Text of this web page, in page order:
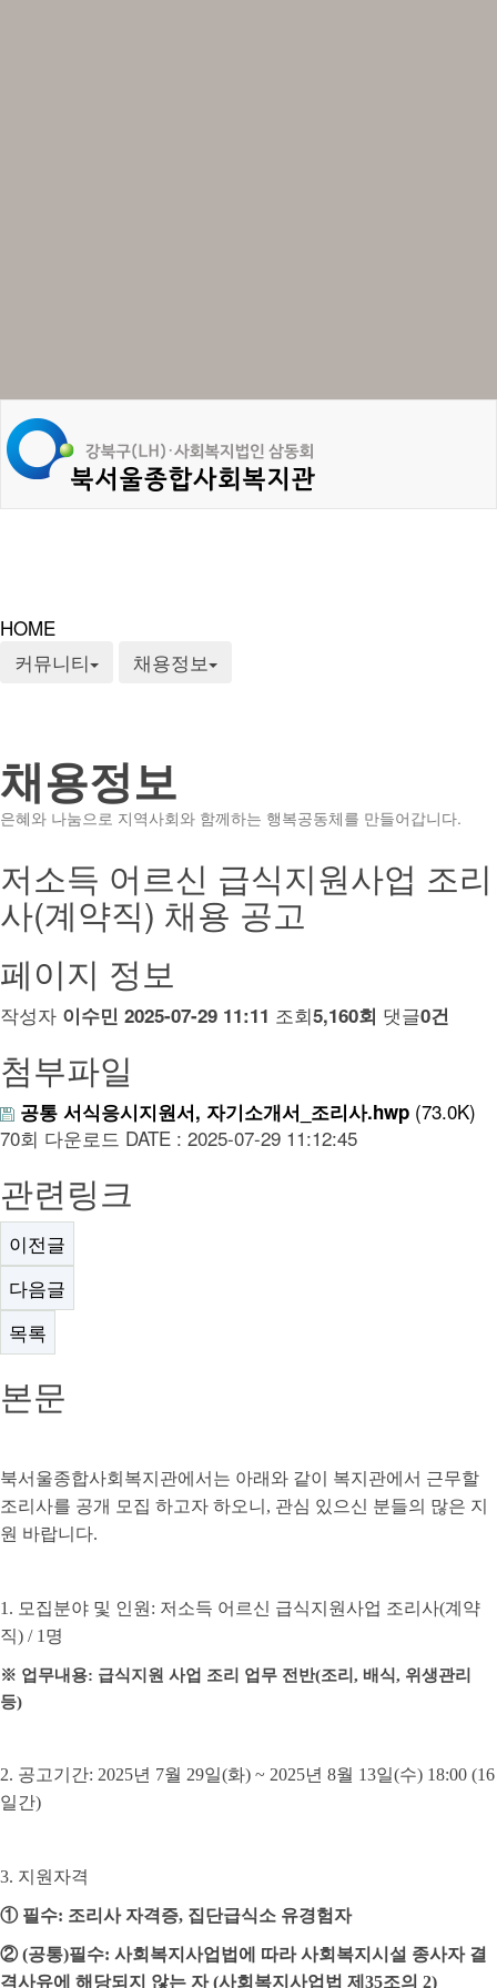
HOME
커뮤니티
채용정보
채용정보
은혜와 나눔으로 지역사회와 함께하는 행복공동체를 만들어갑니다.
저소득 어르신 급식지원사업 조리
사(계약직) 채용 공고
페이지 정보
작성자 이수민 2025-07-29 11:11 조회5,160회 댓글0건
첨부파일
공통 서식응시지원서, 자기소개서_조리사.hwp (73.0K)
70회 다운로드 DATE : 2025-07-29 11:12:45
관련링크
이전글
다음글
목록
본문
북서울종합사회복지관에서는 아래와 같이 복지관에서 근무할
조리사를 공개 모집 하고자 하오니 , 관심 있으신 분들의 많은 지
원 바랍니다.
1. 모집분야 및 인원 : 저소득 어르신 급식지원사업 조리사(계약
직) / 1 명
※ 업무내용: 급식지원 사업 조리 업무 전반(조리 , 배식, 위생관리
등)
2. 공고기간: 2025년 7월 29일(화) ~ 2025년 8월 13일(수) 18:00 (16
일간)
3. 지원자격
① 필수: 조리사 자격증, 집단급식소 유경험자
②(공통)필수: 사회복지사업법에 따라 사회복지시설 종사자 결
격사유에 해당되지 않는 자(사회복지사업법 제 35조의 2)